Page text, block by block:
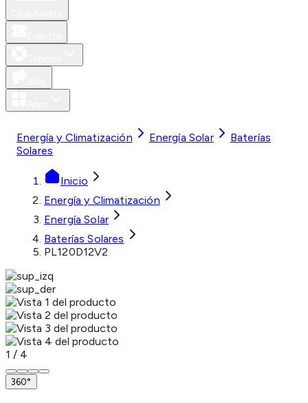
Energía y Climatización
Energía Solar
Baterías
Solares
Inicio
Energía y Climatización
Energía Solar
Baterías Solares
PL120D12V2
1 / 4
360°